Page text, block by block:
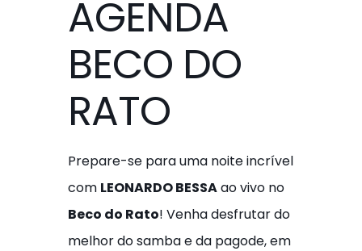
AGENDA
BECO DO
RATO
Prepare-se para uma noite incrível
com LEONARDO BESSAao vivo no
Beco do Rato! Venha desfrutar do
melhor do samba e da pagode, em